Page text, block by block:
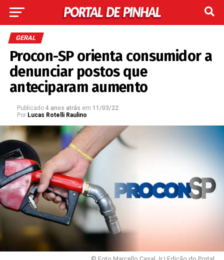
GERAL
Procon-SP orienta consumidor a
denunciar postos que
anteciparam aumento
Publicado 4 anos atrás em 11/03/22
Por Lucas Rotelli Raulino